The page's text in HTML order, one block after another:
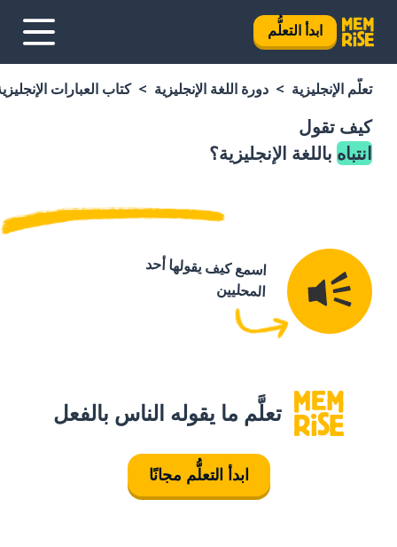
ابدأ التعلُّم
تعلَّم الإنجليزية دورة اللغة الإنجليزية كتاب العبارات
كيف تقول
انتباه باللغة الإنجليزية؟
اسمع كيف يقولها أحد
المحليين
تعلَّم ما يقوله الناس بالفعل
ابدأ التعلُّم مجانًا